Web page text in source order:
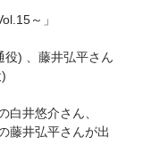
～」
役) 、藤井弘平さん
井悠介さん、
藤井弘平さんが出